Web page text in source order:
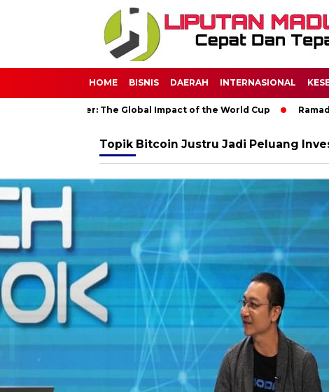
HOME BISNIS DAERAH INTERNASIONAL
Soccer: The Global Impact of the World Cup
Topik Bitcoin Justru Jadi Peluang